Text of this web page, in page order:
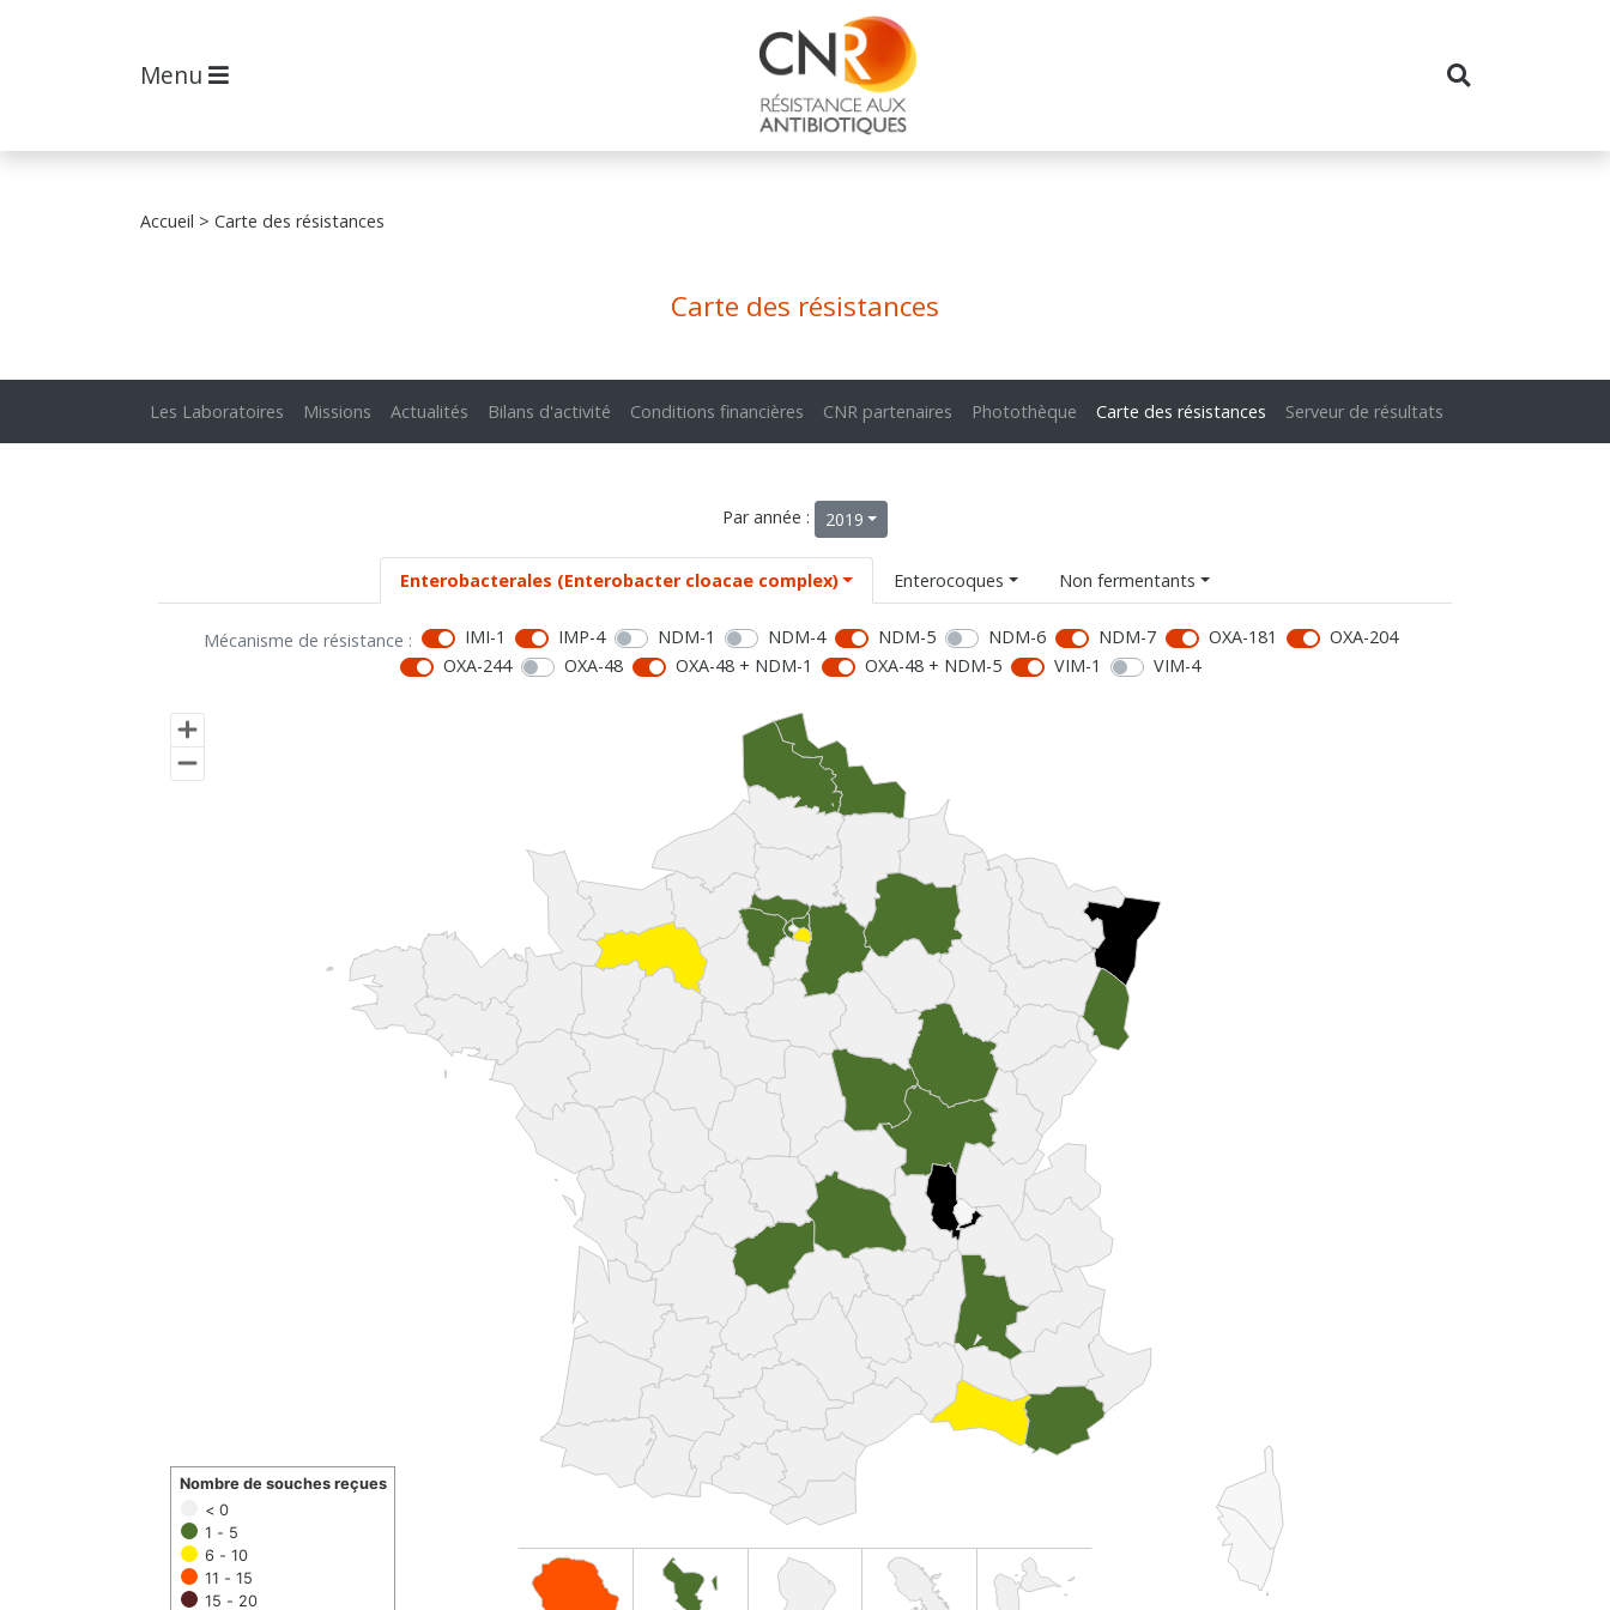
Menu
Accueil > Carte des résistances
Carte des résistances
Les Laboratoires Missions Actualités Bilans d'activité Conditions financières CNR partenaires Photothèque Carte des résistances Serveur de résultats
Par année : 2019
Enterobacterales (Enterobacter cloacae complex) Enterocoques Non fermentants
Mécanisme de résistance : IMI-1 IMP-4 NDM-1 NDM-4 NDM-5 NDM-6 NDM-7 OXA-181
OXA-204
OXA-244
OXA-48 OXA-48 + NDM-1 OXA-48 + NDM-5 VIM-1 VIM-4
< 0
1 - 5
6 - 10
11 - 15
15 - 20
Nombre de souches reçues